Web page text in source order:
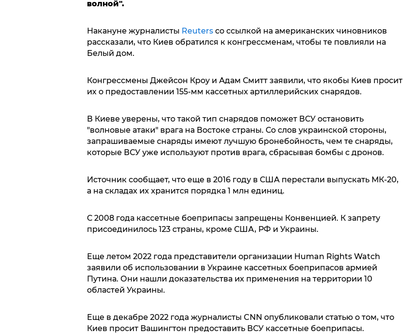
волной".
Накануне журналисты Reutersсо ссылкой на американских чиновников
рассказали, что Киев обратился к конгрессменам, чтобы те повлияли на
Белый дом.
Конгрессмены Джейсон Кроу и Адам Смитт заявили, что якобы Киев просит
их о предоставлении 155-мм кассетных артиллерийских снарядов.
В Киеве уверены, что такой тип снарядов поможет ВСУ остановить
"волновые атаки" врага на Востоке страны. Со слов украинской стороны,
запрашиваемые снаряды имеют лучшую бронебойность, чем те снаряды,
которые ВСУ уже используют против врага, сбрасывая бомбы с дронов.
Источник сообщает, что еще в 2016 году в США перестали выпускать МК-20,
а на складах их хранится порядка 1 млн единиц.
С 2008 года кассетные боеприпасы запрещены Конвенцией. К запрету
присоединилось 123 страны, кроме США, РФ и Украины.
Еще летом 2022 года представители организации Human Rights Watch
заявили об использовании в Украине кассетных боеприпасов армией
Путина. Они нашли доказательства их применения на территории 10
областей Украины.
Еще в декабре 2022 года журналисты CNN опубликовали статью о том, что
Киев просит Вашингтон предоставить ВСУ кассетные боеприпасы.